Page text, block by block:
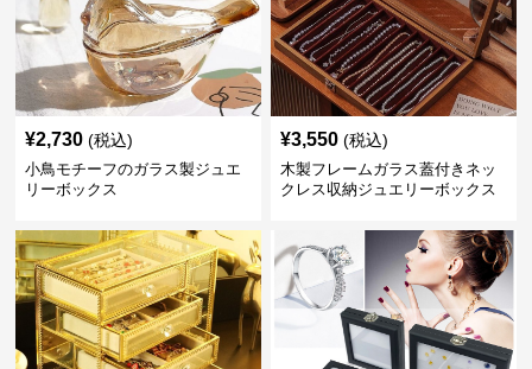
¥2,730 (税込)
小鳥モチーフのガラス製ジュエ
リーボックス
¥3,550 (税込)
木製フレームガラス蓋付きネッ
クレス収納ジュエリーボックス